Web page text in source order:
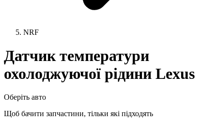
NRF
Датчик температури
охолоджуючої рідини Lexus
Оберіть авто
Щоб бачити запчастини, тільки які підходять